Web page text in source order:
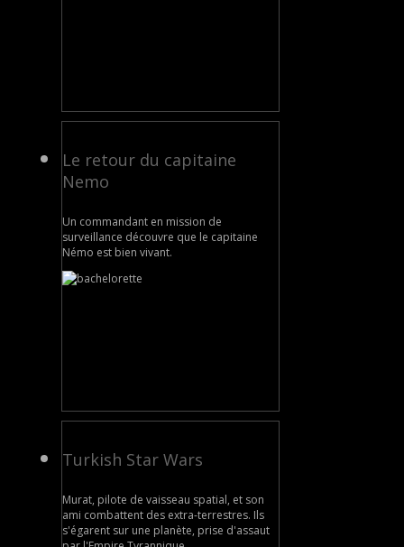
Le retour du capitaine
Nemo
Un commandant en mission de
surveillance découvre que le capitaine
Némo est bien vivant.
Turkish Star Wars
Murat, pilote de vaisseau spatial, et son
ami combattent des extra-terrestres. Ils
s'égarent sur une planète, prise d'assaut